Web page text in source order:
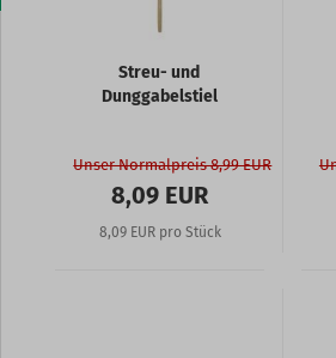
Streu- und
Dunggabelstiel
Unser Normalpreis 8,99 EUR
8,09 EUR
8,09 EUR pro Stück